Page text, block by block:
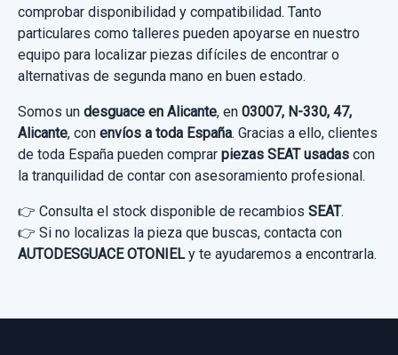
comprobar disponibilidad y compatibilidad. Tanto
particulares como talleres pueden apoyarse en nuestro
equipo para localizar piezas difíciles de encontrar o
alternativas de segunda mano en buen estado.
Somos un desguace en Alicante, en 03007, N-330, 47,
Alicante, con envíos a toda España. Gracias a ello, clientes
de toda España pueden comprar piezas SEAT usadas con
la tranquilidad de contar con asesoramiento profesional.
👉 Consulta el stock disponible de recambios SEAT.
👉 Si no localizas la pieza que buscas, contacta con
AUTODESGUACE OTONIELy te ayudaremos a encontrarla.